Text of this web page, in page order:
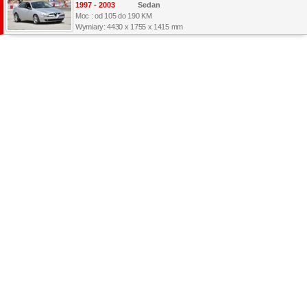
1997 - 2003
Sedan
Moc : od 105 do 190 KM
Wymiary: 4430 x 1755 x 1415 mm